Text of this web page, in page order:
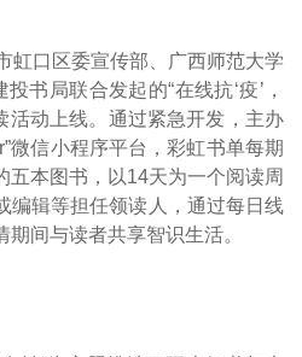
虹口区委宣传部、广西师范大学
书局联合发起的“在线抗‘疫’，
活动上线。通过紧急开发，主办
微信小程序平台，彩虹书单每期
五本图书，以14天为一个阅读周
编辑等担任领读人，通过每日线
期间与读者共享智识生活。